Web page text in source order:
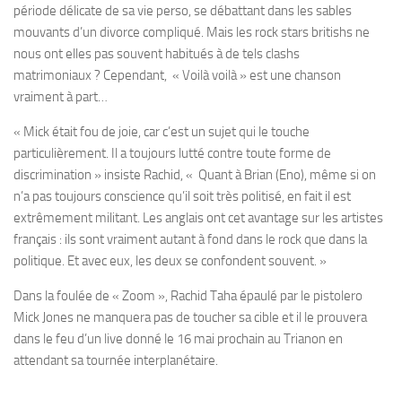
période délicate de sa vie perso, se débattant dans les sables
mouvants d’un divorce compliqué. Mais les rock stars britishs ne
nous ont elles pas souvent habitués à de tels clashs
matrimoniaux ? Cependant, « Voilà voilà » est une chanson
vraiment à part…
« Mick était fou de joie, car c’est un sujet qui le touche
particulièrement. Il a toujours lutté contre toute forme de
discrimination » insiste Rachid, « Quant à Brian (Eno), même si on
n’a pas toujours conscience qu’il soit très politisé, en fait il est
extrêmement militant. Les anglais ont cet avantage sur les artistes
français : ils sont vraiment autant à fond dans le rock que dans la
politique. Et avec eux, les deux se confondent souvent. »
Dans la foulée de « Zoom », Rachid Taha épaulé par le pistolero
Mick Jones ne manquera pas de toucher sa cible et il le prouvera
dans le feu d’un live donné le 16 mai prochain au Trianon en
attendant sa tournée interplanétaire.